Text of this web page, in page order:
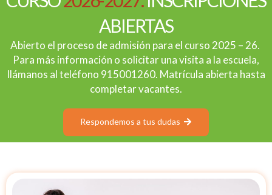
ABIERTAS
Abierto el proceso de admisión para el curso 2025 – 26.
Para más información o solicitar una visita a la escuela,
llámanos al teléfono 915001260. Matrícula abierta hasta
completar vacantes.
Respondemos a tus dudas